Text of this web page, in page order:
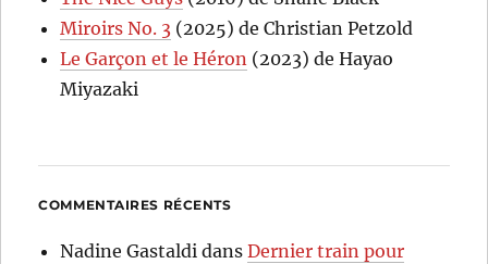
Miroirs No. 3 (2025) de Christian Petzold
Le Garçon et le Héron (2023) de Hayao
Miyazaki
COMMENTAIRES RÉCENTS
Nadine Gastaldi dansDernier train pour